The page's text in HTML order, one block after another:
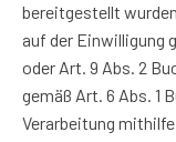
bereitgestellt
auf der Einwilligung
oder Art. 9 Abs. 2
gemäß Art. 6 Abs. 1
Verarbeitung